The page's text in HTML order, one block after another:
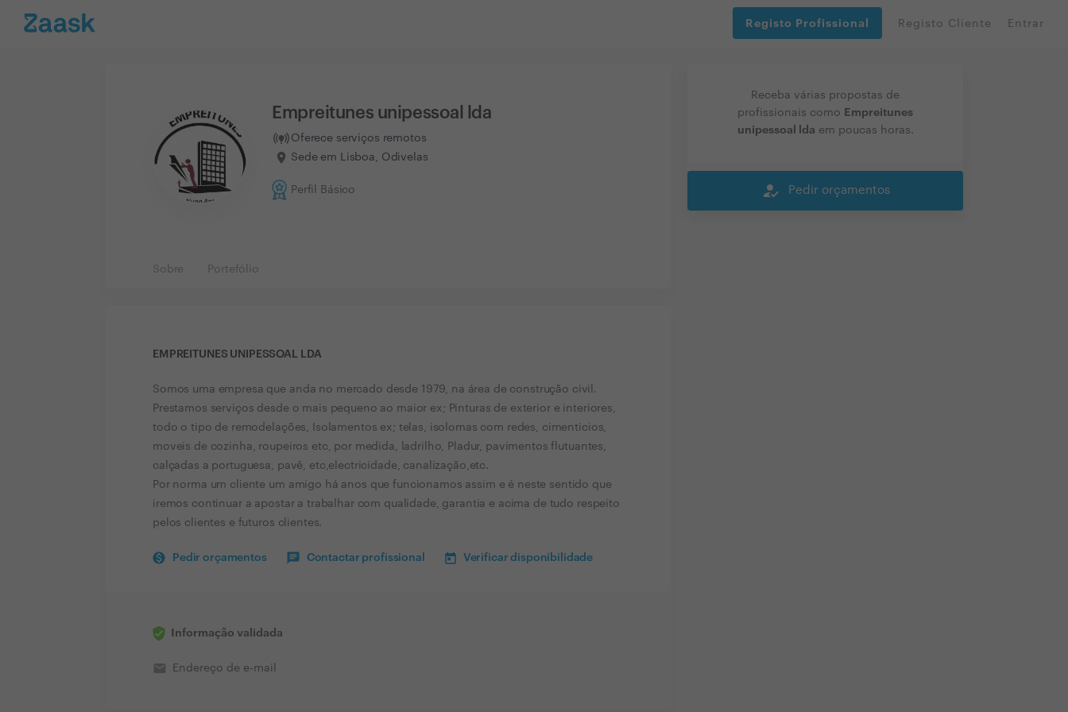
Registo Profissional Registo Cliente Entrar
Empreitunes unipessoal lda
Oferece serviços remotos
Sede em Lisboa, Odivelas
Perfil Básico
Sobre Portefólio
EMPREITUNES UNIPESSOAL LDA
Somos uma empresa que anda no mercado desde 1979, na área de construção civil.
Prestamos serviços desde o mais pequeno ao maior ex; Pinturas de exterior e interiores,
todo o tipo de remodelações, Isolamentos ex; telas, isolomas com redes, cimenticios,
moveis de cozinha, roupeiros etc, por medida, ladrilho, Pladur, pavimentos flutuantes,
calçadas a portuguesa, pavê, etc,electricidade, canalização,etc.
Por norma um cliente um amigo há anos que funcionamos assim e é neste sentido que
iremos continuar a apostar a trabalhar com qualidade, garantia e acima de tudo respeito
pelos clientes e futuros clientes.
Pedir orçamentos Contactar profissional Verificar disponibilidade
Informação validada
email Endereço de e-mail
Receba várias propostas de
profissionais como Empreitunes
unipessoal lda em poucas horas.
how_to_reg Pedir orçamentos